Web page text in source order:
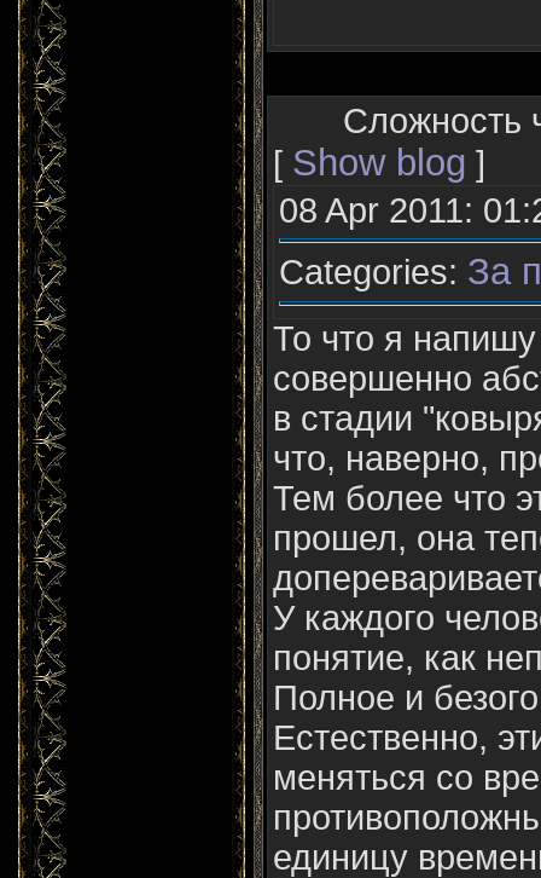
Сложность
[ Show blog ]
08 Apr 2011:
Categories: За
То что я
совершенно
в стадии
что, наверно,
Тем более что
прошел, она
У каждого
понятие, как
Полное и
Естественно,
меняться со
единицу